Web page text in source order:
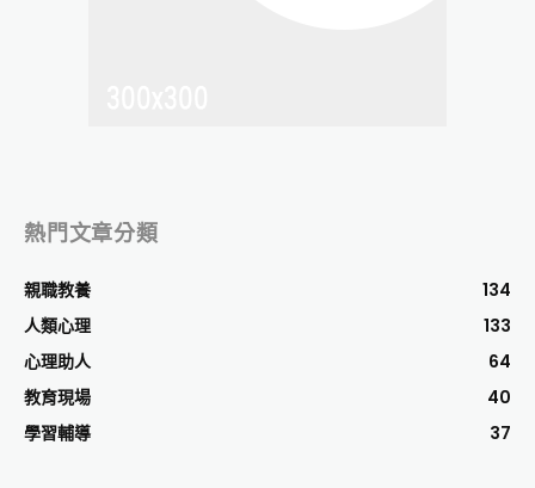
熱門文章分類
親職教養
134
人類心理
133
心理助人
64
教育現場
40
學習輔導
37